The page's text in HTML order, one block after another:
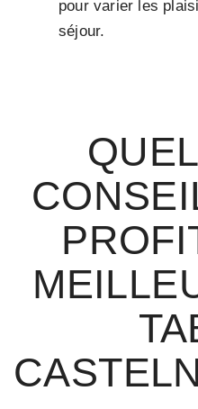
pour varier les
séjour.